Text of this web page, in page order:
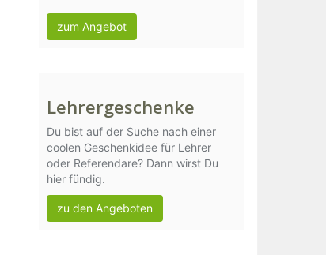
zum Angebot
Lehrergeschenke
Du bist auf der Suche nach einer
coolen Geschenkidee für Lehrer
oder Referendare? Dann wirst Du
hier fündig.
zu den Angeboten